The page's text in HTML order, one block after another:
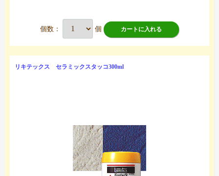
個数： 個 カートに入れる
リキテックス セラミックスタッコ300ml